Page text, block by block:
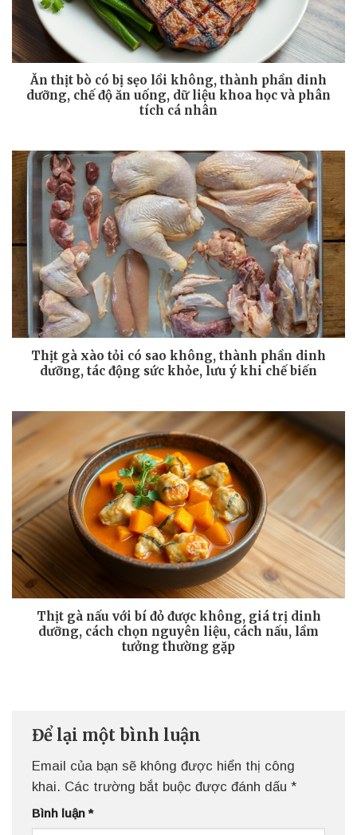
Ăn thịt bò có bị sẹo lồi không, thành phần dinh
dưỡng, chế độ ăn uống, dữ liệu khoa học và phân
tích cá nhân
Thịt gà xào tỏi có sao không, thành phần dinh
dưỡng, tác động sức khỏe, lưu ý khi chế biến
Thịt gà nấu với bí đỏ được không, giá trị dinh
dưỡng, cách chọn nguyên liệu, cách nấu, lầm
tưởng thường gặp
Để lại một bình luận
Email của bạn sẽ không được hiển thị công
khai. Các trường bắt buộc được đánh dấu *
Bình luận*